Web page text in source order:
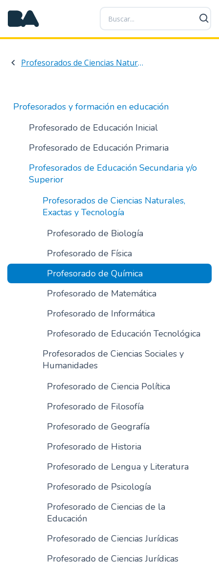
P
a
s
a
a
n
t
n
d
r
i
n
p
a
Profesorados de Ciencias Naturales, Exactas y Tecnología
Profesorados y formación en educación
Profesorado de Educación Inicial
Profesorado de Educación Primaria
Profesorados de Educación Secundaria y/o
Superior
Profesorados de Ciencias Naturales,
Exactas y Tecnología
Profesorado de Biología
Profesorado de Física
Profesorado de Química
Profesorado de Matemática
Profesorado de Informática
Profesorado de Educación Tecnológica
Profesorados de Ciencias Sociales y
Humanidades
Profesorado de Ciencia Política
Profesorado de Filosofía
Profesorado de Geografía
Profesorado de Historia
Profesorado de Lengua y Literatura
Profesorado de Psicología
Profesorado de Ciencias de la
Educación
Profesorado de Ciencias Jurídicas
Profesorado de Ciencias Jurídicas